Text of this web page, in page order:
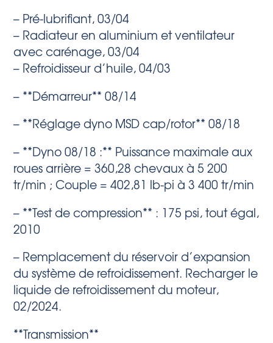
– Pré-lubrifiant, 03/04
– Radiateur en aluminium et ventilateur
avec carénage, 03/04
– Refroidisseur d’huile, 04/03
– **Démarreur** 08/14
– **Réglage dyno MSD cap/rotor** 08/18
– **Dyno 08/18 :** Puissance maximale aux
roues arrière = 360,28 chevaux à 5 200
tr/min ; Couple = 402,81 lb-pi à 3 400 tr/min
– **Test de compression** : 175 psi, tout égal,
2010
– Remplacement du réservoir d’expansion
du système de refroidissement. Recharger le
liquide de refroidissement du moteur,
02/2024.
**Transmission**